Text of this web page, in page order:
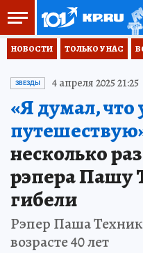
НОВОСТИ ТОЛЬКО У НАС
ЗВЕЗДЫ 4 апреля 2025 21:25
«Я думал,
несколько
рэпера Пашу
гибели
Рэпер Паша
возрасте 40 лет